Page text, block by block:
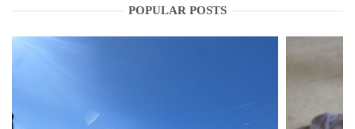
POPULAR POSTS